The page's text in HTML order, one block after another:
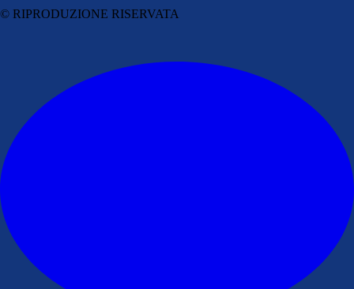
© RIPRODUZIONE RISERVATA